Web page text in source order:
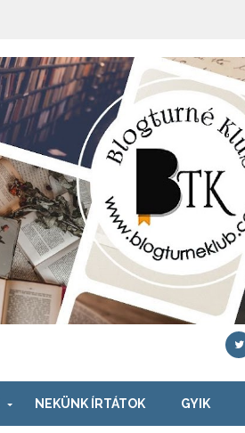
NEKÜNK ÍRTÁTOK GYIK